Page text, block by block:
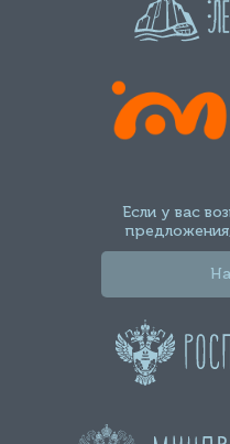
Если у вас